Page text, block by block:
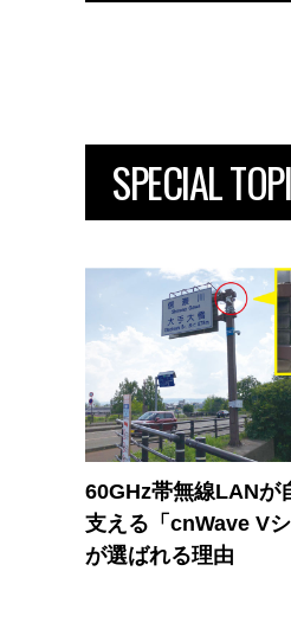
SPECIAL
60GHz帯無線LANが
支える「cnWave Vシ
が選ばれる理由